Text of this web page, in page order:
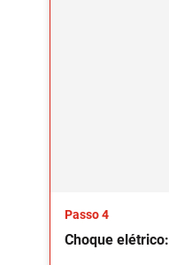
Passo 4
Choque elétrico: